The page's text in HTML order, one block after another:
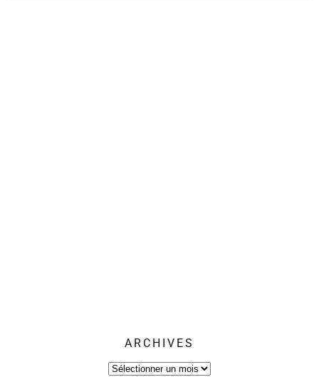
ARCHIVES
Archives